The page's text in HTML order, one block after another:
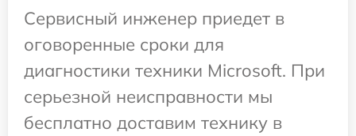
Сервисный инженер приедет в
оговоренные сроки для
диагностики техники Microsoft. При
серьезной неисправности мы
бесплатно доставим технику в